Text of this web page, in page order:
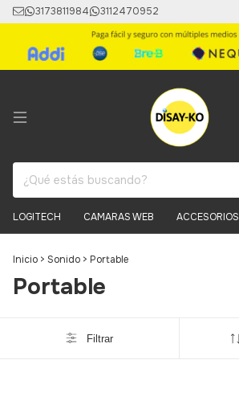
3173811984 3112470952
LOGITECH CAMARAS WEB ACCESORIOS
Inicio > Sonido > Portable
Portable
Filtrar